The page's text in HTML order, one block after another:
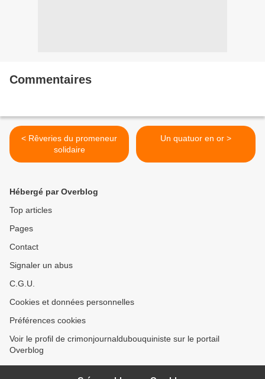
Commentaires
< Rêveries du promeneur
solidaire
Un quatuor en or >
Hébergé par Overblog
Top articles
Pages
Contact
Signaler un abus
C.G.U.
Cookies et données personnelles
Préférences cookies
Voir le profil de crimonjournaldubouquiniste sur le portail
Overblog